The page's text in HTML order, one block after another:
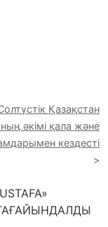
Қазақстан
әкімі қала және
кездесті